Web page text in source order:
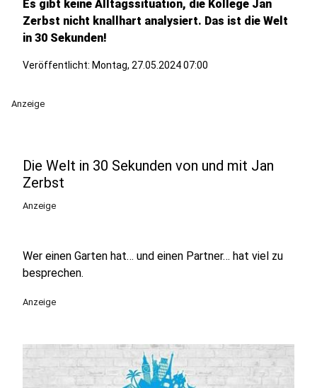
Es gibt keine Alltagssituation, die Kollege Jan
Zerbst nicht knallhart analysiert. Das ist die Welt
in 30 Sekunden!
Veröffentlicht: Montag, 27.05.2024 07:00
Anzeige
Die Welt in 30 Sekunden von und mit Jan
Zerbst
Anzeige
Wer einen Garten hat… und einen Partner… hat viel zu
besprechen.
Anzeige